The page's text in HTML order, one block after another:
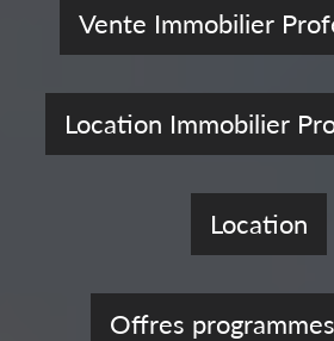
Vente Immobilier
Location Immobilier
Location
Offres